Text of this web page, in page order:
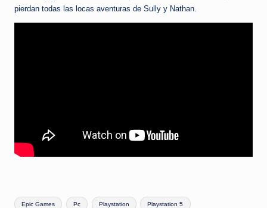
pierdan todas las locas aventuras de Sully y Nathan.
Etiquetas:
Epic Games Pc Playstation Playstation 5